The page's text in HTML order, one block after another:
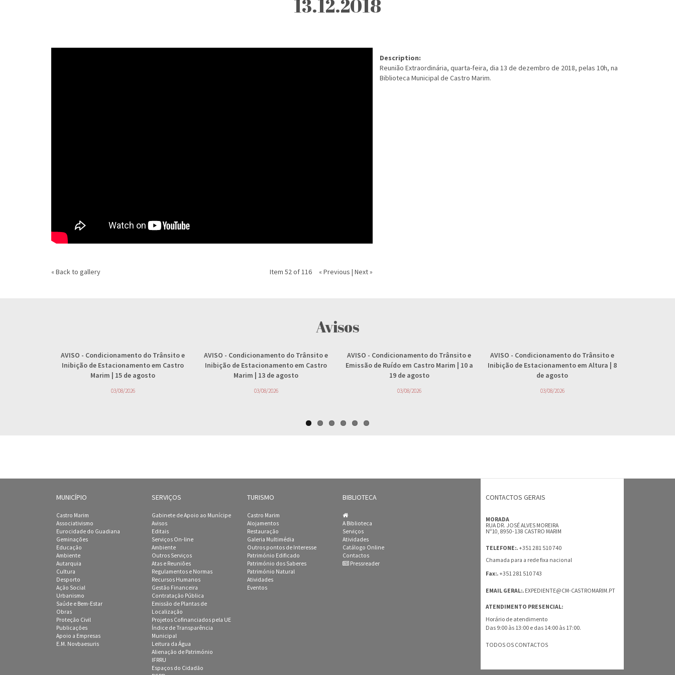
13.12.2018
« Back to gallery Item 52 of 116 « Previous | Next »
Description:
Reunião Extraordinária, quarta-feira, dia 13 de dezembro de 2018, pelas 10h, na
Biblioteca Municipal de Castro Marim.
Avisos
AVISO - Condicionamento do Trânsito e
Inibição de Estacionamento em Castro
Marim | 15 de agosto
03/08/2026
AVISO - Condicionamento do Trânsito e
Inibição de Estacionamento em Castro
Marim | 13 de agosto
03/08/2026
AVISO - Condicionamento do Trânsito e
Emissão de Ruído em Castro Marim | 10 a
19 de agosto
03/08/2026
AVISO - Condicionamento do Trânsito e
Inibição de Estacionamento em Altura | 8
de agosto
03/08/2026
MUNICÍPIO
Castro Marim
Associativismo
Eurocidade do Guadiana
Geminações
Educação
Ambiente
Autarquia
Cultura
Desporto
Ação Social
Urbanismo
Saúde e Bem-Estar
Obras
Proteção Civil
Publicações
Apoio a Empresas
E.M. Novbaesuris
SERVIÇOS
Gabinete de Apoio ao Munícipe
Avisos
Editais
Serviços On-line
Ambiente
Outros Serviços
Atas e Reuniões
Regulamentos e Normas
Recursos Humanos
Gestão Financeira
Contratação Pública
Emissão de Plantas de
Localização
Projetos Cofinanciados pela UE
Índice de Transparência
Municipal
Leitura da Água
Alienação de Património
IFRRU
Espaços do Cidadão
TURISMO
Castro Marim
Alojamentos
Restauração
Galeria Multimédia
Outros pontos de Interesse
Património Edificado
Património dos Saberes
Património Natural
Atividades
Eventos
BIBLIOTECA
A Biblioteca
Serviços
Atividades
Catálogo Online
Contactos
Pressreader
CONTACTOS GERAIS
MORADA
RUA DR. JOSÉ ALVES MOREIRA
Nº10, 8950-138 CASTRO MARIM
TELEFONE:.+351 281 510 740
Chamada para a rede fixa nacional
Fax:.+351 281 510 743
EMAIL GERAL:. EXPEDIENTE@CM-CASTROMARIM.PT
ATENDIMENTO PRESENCIAL:
Horário de atendimento
Das 9:00 às 13:00 e das 14:00 às 17:00.
TODOS OS CONTACTOS